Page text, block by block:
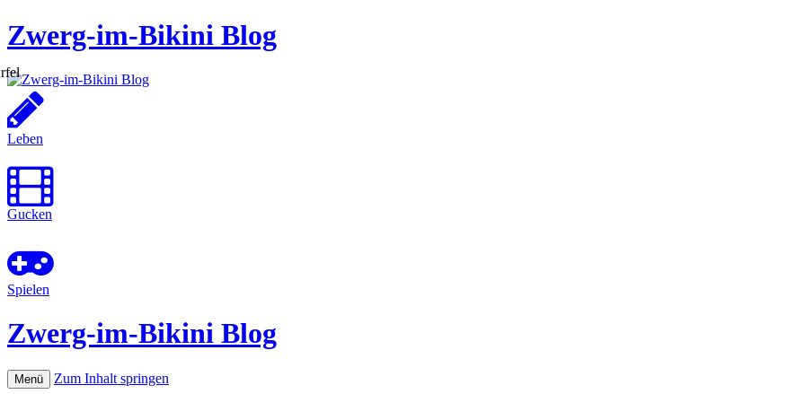
Zwerg-im-Bikini Blog
Leben
Gucken
Spielen
Zwerg-im-Bikini Blog
Menü Zum Inhalt springen